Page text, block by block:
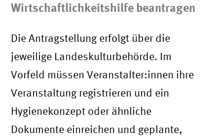
Wirtschaftlichkeitshilfe beantragen
Die Antragstellung erfolgt über die
jeweilige Landeskulturbehörde. Im
Vorfeld müssen Veranstalter:innen ihre
Veranstaltung registrieren und ein
Hygienekonzept oder ähnliche
Dokumente einreichen und geplante,